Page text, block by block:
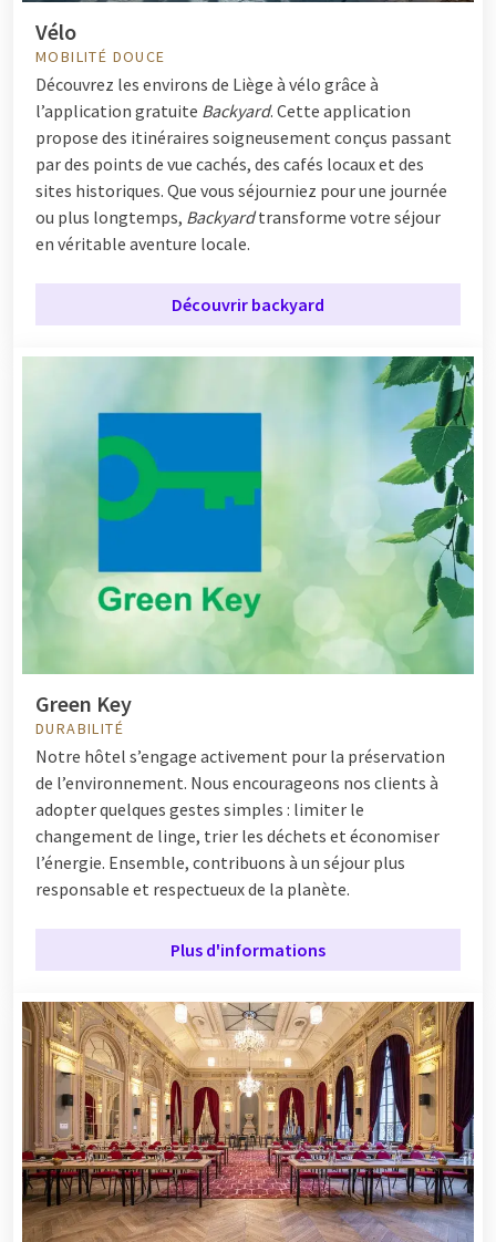
Vélo
MOBILITÉ DOUCE
Découvrez les environs de Liège à vélo grâce à
l’application gratuite Backyard. Cette application
propose des itinéraires soigneusement conçus passant
par des points de vue cachés, des cafés locaux et des
sites historiques. Que vous séjourniez pour une journée
ou plus longtemps, Backyardtransforme votre séjour
en véritable aventure locale.
Découvrir backyard
Green Key
DURABILITÉ
Notre hôtel s’engage activement pour la préservation
de l’environnement. Nous encourageons nos clients à
adopter quelques gestes simples : limiter le
changement de linge, trier les déchets et économiser
l’énergie. Ensemble, contribuons à un séjour plus
responsable et respectueux de la planète.
Plus d'informations